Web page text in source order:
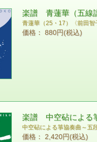
楽譜 青蓮華（五線
青蓮華（25・17）〈前田
価格： 880円(税込)
楽譜 中空砧による
中空砧による箏協奏曲～五
価格： 2,420円(税込)